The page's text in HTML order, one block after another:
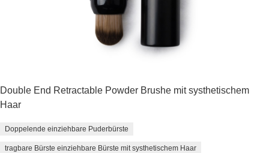
Double End Retractable Powder Brushe mit systhetischem
Haar
Doppelende einziehbare Puderbürste
tragbare Bürste einziehbare Bürste mit systhetischem Haar